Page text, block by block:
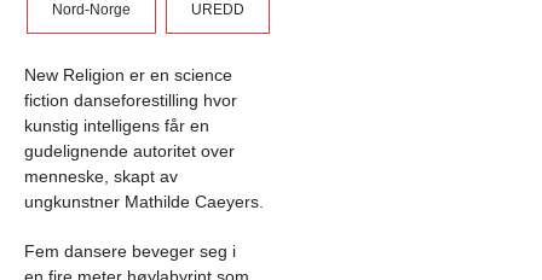
Nord-Norge UREDD
New Religion er en science
fiction danseforestilling hvor
kunstig intelligens får en
gudelignende autoritet over
menneske, skapt av
ungkunstner Mathilde Caeyers.
Fem dansere beveger seg i